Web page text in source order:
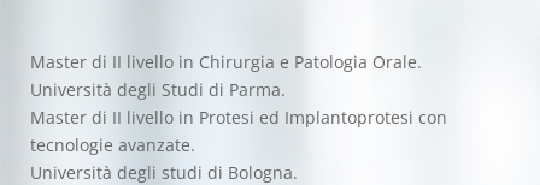
Master di II livello in Chirurgia e Patologia Orale.
Università degli Studi di Parma.
Master di II livello in Protesi ed Implantoprotesi con
tecnologie avanzate.
Università degli studi di Bologna.